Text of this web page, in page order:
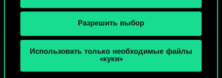
Разрешить выбор
Использовать только необходимые файлы
«куки»